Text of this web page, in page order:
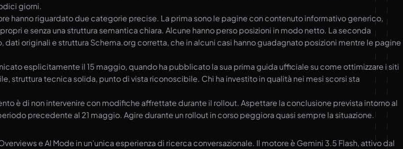
giorni.
hanno riguardato due categorie precise. La prima sono le pagine con contenuto informativo generico,
e senza una struttura semantica chiara. Alcune hanno perso posizioni in modo netto. La seconda
originali e struttura Schema.org corretta, che in alcuni casi hanno guadagnato posizioni mentre le pagine
esplicitamente il 15 maggio, quando ha pubblicato la sua prima guida ufficiale su come ottimizzare i siti
struttura tecnica solida, punto di vista riconoscibile. Chi ha investito in qualità nei mesi scorsi sta
è di non intervenire con modifiche affrettate durante il rollout. Aspettare la conclusione prevista intorno al
precedente al 21 maggio. Agire durante un rollout in corso peggiora quasi sempre la situazione.
e AI Mode in un’unica esperienza di ricerca conversazionale. Il motore è Gemini 3.5 Flash, attivo dal